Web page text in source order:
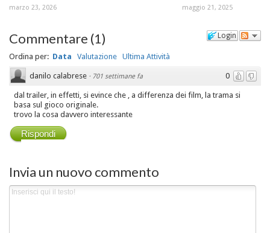
marzo 23, 2026 maggio 21, 2025
Login
Commentare (1)
Ordina per: Data Valutazione Ultima Attività
0
danilo calabrese · 701 settimane fa
dal trailer, in effetti, si evince che , a differenza dei film, la trama si
basa sul gioco originale.
trovo la cosa davvero interessante
Rispondi
Invia un nuovo commento